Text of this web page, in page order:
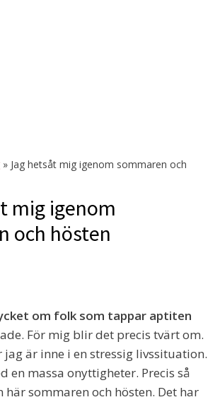
» Jag hetsåt mig igenom sommaren och
mig igenom
och hösten
om folk som tappar aptiten
För mig blir det precis tvärt om.
jag är inne i en stressig livssituation.
en massa onyttigheter. Precis så
här sommaren och hösten. Det har